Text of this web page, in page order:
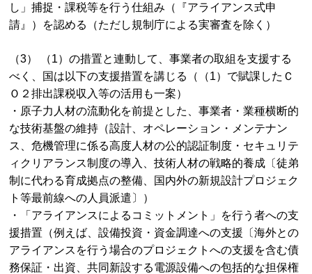
し」捕捉・課税等を行う仕組み（『アライアンス式申
請』）を認める（ただし規制庁による実審査を除く）
（3） （1）の措置と連動して、事業者の取組を支援する
べく、国は以下の支援措置を講じる（（1）で賦課したＣ
Ｏ２排出課税収入等の活用も一案）
・原子力人材の流動化を前提とした、事業者・業種横断的
な技術基盤の維持（設計、オペレーション・メンテナン
ス、危機管理に係る高度人材の公的認証制度・セキュリテ
ィクリアランス制度の導入、技術人材の戦略的養成〔徒弟
制に代わる育成拠点の整備、国内外の新規設計プロジェク
ト等最前線への人員派遣〕）
・「アライアンスによるコミットメント」を行う者への支
援措置（例えば、設備投資・資金調達への支援〔海外との
アライアンスを行う場合のプロジェクトへの支援を含む債
務保証・出資、共同新設する電源設備への包括的な担保権